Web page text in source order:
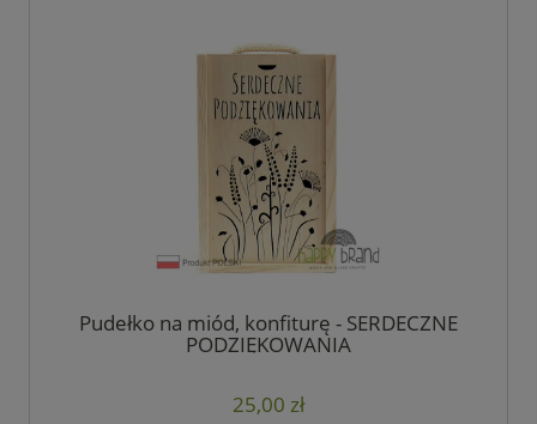
Pudełko na miód, konfiturę - SERDECZNE
PODZIĘKOWANIA
25,00 zł